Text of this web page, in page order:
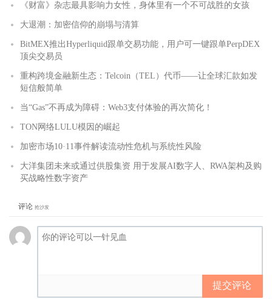
《财富》杂志最具影响力女性，身体里有一个不可战胜的女孩
大退潮：加密信仰的崩塌与清算
BitMEX推出Hyperliquid跟单交易功能，用户可一键跟单PerpDEX
顶尖交易员
重构跨境金融新生态：Telcoin（TEL）代币——让全球汇款如发
短信般简单
当“Gas”不再成为障碍：Web3支付体验的再次简化！
TON网络LULU模因的崛起
加密市场10·11事件解读流动性危机与系统性风险
大洋集团未来或通过供股集资 用于发展AI数字人、RWA架构及购
买战略性数字资产
评论 抢沙发
提交评论